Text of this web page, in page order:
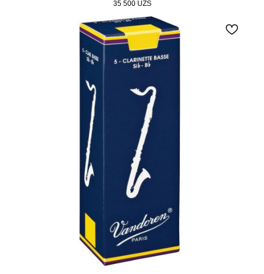
35 500 UZS